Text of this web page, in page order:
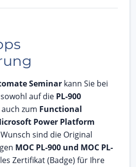
Seminar kann Sie bei
auf die PL-900
zum Functional
Power Platform
sind die Original
MOC PL-900 und MOC PL-
Zertifikat (Badge) für Ihre